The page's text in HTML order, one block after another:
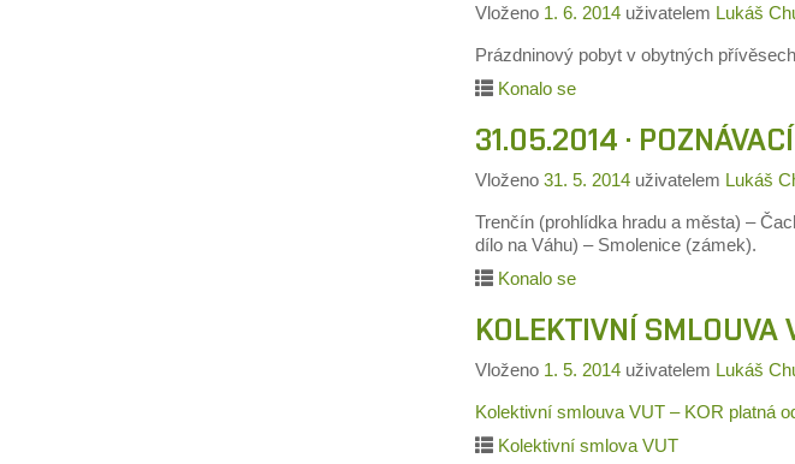
Vloženo 1. 6. 2014 uživatelem Lukáš
Prázdninový pobyt v obytných
Konalo se
31.05.2014 ·
Vloženo 31. 5. 2014 uživatelem Lukáš
Trenčín (prohlídka hradu a města) –
dílo na Váhu) – Smolenice (zámek).
Konalo se
KOLEKTIVNÍ SMLOUVA
Vloženo 1. 5. 2014 uživatelem Lukáš
Kolektivní smlouva VUT – KOR platná
Kolektivní smlova VUT